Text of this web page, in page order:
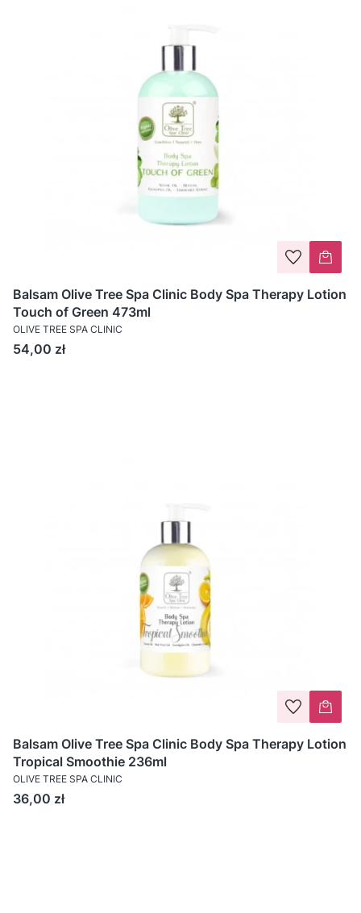
Balsam Olive Tree Spa Clinic Body Spa Therapy Lotion
Touch of Green 473ml
OLIVE TREE SPA CLINIC
Cena
54,00 zł
Balsam Olive Tree Spa Clinic Body Spa Therapy Lotion
Tropical Smoothie 236ml
OLIVE TREE SPA CLINIC
Cena
36,00 zł